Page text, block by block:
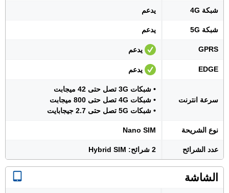
شبكة 4G يدعم
شبكة 5G يدعم
GPRS يدعم
EDGE يدعم
سرعة انترنت
• شبكات 3G تصل حتى 42 ميجابت
• شبكات 4G تصل حتى 800 ميجابت
• شبكات 5G تصل حتى 2.7 جيجابايت
نوع الشريحة Nano SIM
عدد الشرائح 2 شرائح: Hybrid SIM
الشاشة